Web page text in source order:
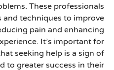
These professionals
techniques to improve
pain and enhancing
It’s important for
seeking help is a sign of
to greater success in their